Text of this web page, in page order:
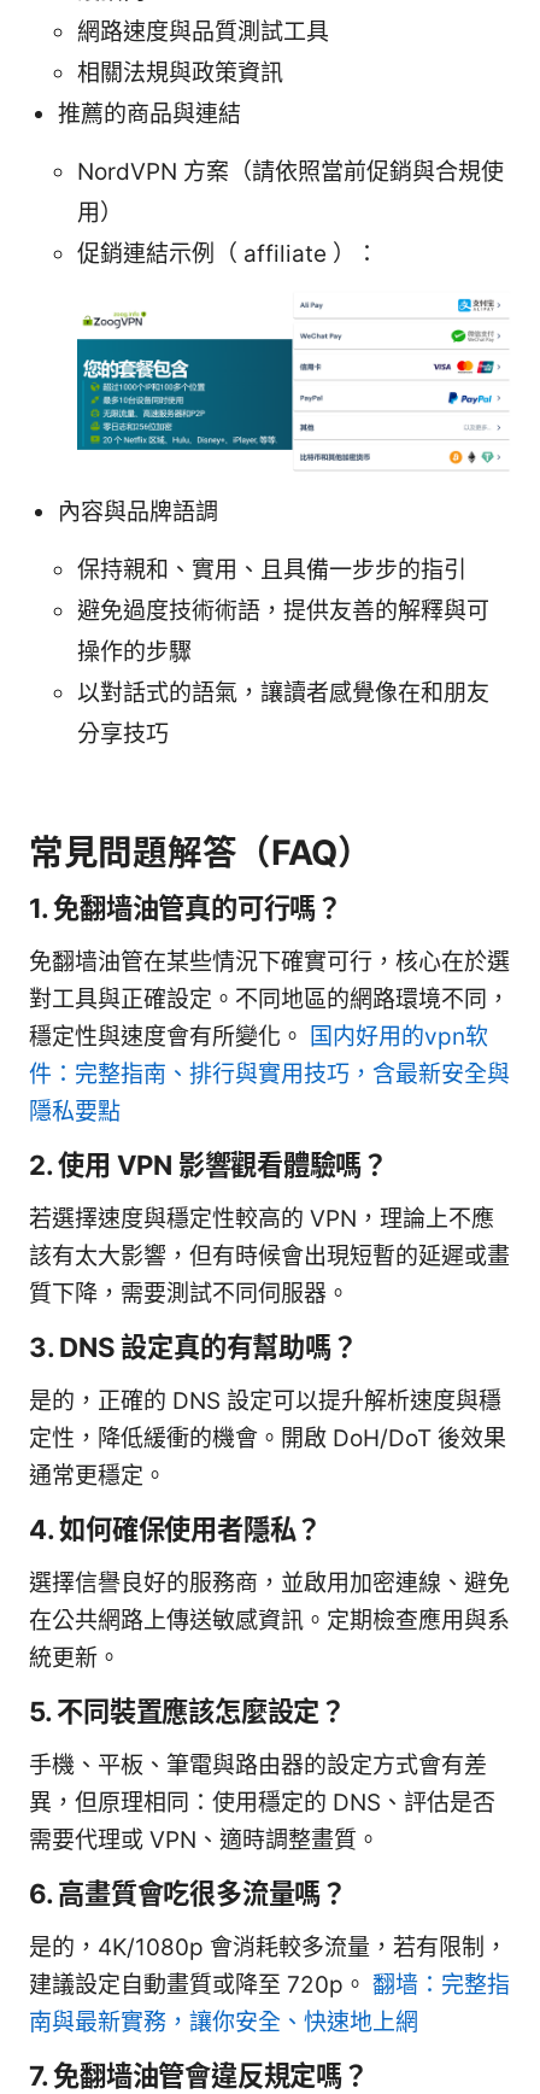
網路速度與品質測試工具
相關法規與政策資訊
推薦的商品與連結
NordVPN 方案（請依照當前促銷與合規使
用）
促銷連結示例（ affiliate ）：
內容與品牌語調
保持親和、實用、且具備一步步的指引
避免過度技術術語，提供友善的解釋與可
操作的步驟
以對話式的語氣，讓讀者感覺像在和朋友
分享技巧
常見問題解答（FAQ）
1. 免翻墙油管真的可行嗎？
免翻墙油管在某些情況下確實可行，核心在於選
對工具與正確設定。不同地區的網路環境不同，
穩定性與速度會有所變化。
国内好用的vpn软
件：完整指南、排行與實用技巧，含最新安全與
隱私要點
2. 使用 VPN 影響觀看體驗嗎？
若選擇速度與穩定性較高的 VPN，理論上不應
該有太大影響，但有時候會出現短暫的延遲或畫
質下降，需要測試不同伺服器。
3. DNS 設定真的有幫助嗎？
是的，正確的 DNS 設定可以提升解析速度與穩
定性，降低緩衝的機會。開啟 DoH/DoT 後效果
通常更穩定。
4. 如何確保使用者隱私？
選擇信譽良好的服務商，並啟用加密連線、避免
在公共網路上傳送敏感資訊。定期檢查應用與系
統更新。
5. 不同裝置應該怎麼設定？
手機、平板、筆電與路由器的設定方式會有差
異，但原理相同：使用穩定的 DNS、評估是否
需要代理或 VPN、適時調整畫質。
6. 高畫質會吃很多流量嗎？
是的，4K/1080p 會消耗較多流量，若有限制，
建議設定自動畫質或降至 720p。 翻墙：完整指
南與最新實務，讓你安全、快速地上網
7. 免翻墙油管會違反規定嗎？